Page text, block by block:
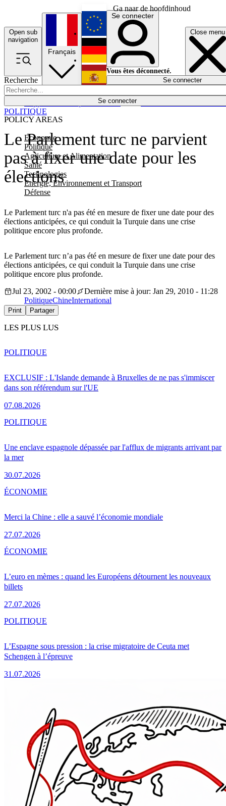
Ga naar de hoofdinhoud
Open sub
navigation
Close menu
Recherche
Se connecter
POLICY AREAS
Economie
Politique
Agriculture et Alimentation
Santé
Technologies
Energie, Environnement et Transport
Défense
Économie
Français
English
Deutsch
Español
Se connecter
Vous êtes déconnecté.
Se connecter
Le Parlement turc ne parvient
pas à fixer une date pour les
élections
Le Parlement turc n'a pas été en mesure de fixer une date pour des
élections anticipées, ce qui conduit la Turquie dans une crise
politique encore plus profonde.
POLITIQUE
Le Parlement turc n’a pas été en mesure de fixer une date pour des
élections anticipées, ce qui conduit la Turquie dans une crise
politique encore plus profonde.
Jul 23, 2002 - 00:00
Dernière mise à jour: Jan 29, 2010 - 11:28
PolitiqueChineInternational
Print Partager
LES PLUS LUS
EXCLUSIF : L'Islande demande à Bruxelles de ne pas s'immiscer
dans son référendum sur l'UE
07.08.2026
POLITIQUE
Une enclave espagnole dépassée par l'afflux de migrants arrivant par
la mer
30.07.2026
POLITIQUE
Merci la Chine : elle a sauvé l’économie mondiale
27.07.2026
ÉCONOMIE
L’euro en mèmes : quand les Européens détournent les nouveaux
billets
27.07.2026
ÉCONOMIE
L’Espagne sous pression : la crise migratoire de Ceuta met
Schengen à l’épreuve
31.07.2026
POLITIQUE